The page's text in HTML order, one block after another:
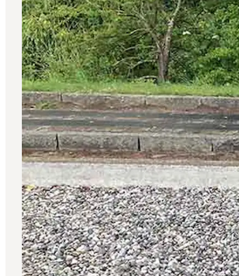
Det sker
Spis og drik
Overnatning
Book oplevelser
For børn